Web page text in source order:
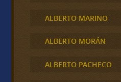
ALBERTO MARINO
ALBERTO MORÁN
ALBERTO PACHECO